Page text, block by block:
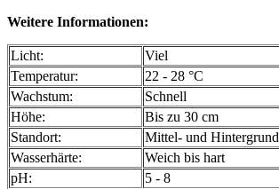
Weitere Informationen:
Licht:
Viel
Temperatur:
22 - 28 °C
Wachstum:
Schnell
Höhe:
Bis zu 30 cm
Standort:
Mittel- und Hintergrund
Wasserhärte:
Weich bis hart
pH:
5 - 8